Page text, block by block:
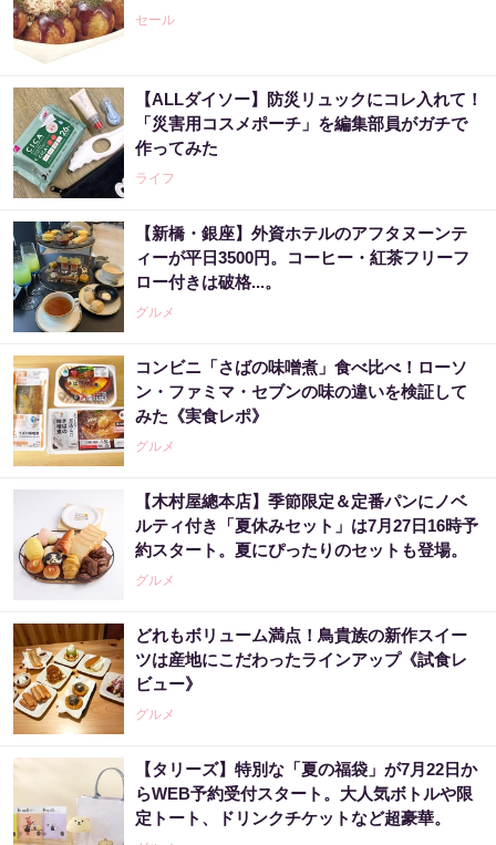
セール
【ALLダイソー】防災リュックにコレ入れて！
「災害用コスメポーチ」を編集部員がガチで
作ってみた
ライフ
【新橋・銀座】外資ホテルのアフタヌーンテ
ィーが平日3500円。コーヒー・紅茶フリーフ
ロー付きは破格...。
グルメ
コンビニ「さばの味噌煮」食べ比べ！ローソ
ン・ファミマ・セブンの味の違いを検証して
みた《実食レポ》
グルメ
【木村屋總本店】季節限定＆定番パンにノベ
ルティ付き「夏休みセット」は7月27日16時予
約スタート。夏にぴったりのセットも登場。
グルメ
どれもボリューム満点！鳥貴族の新作スイー
ツは産地にこだわったラインアップ《試食レ
ビュー》
グルメ
【タリーズ】特別な「夏の福袋」が7月22日か
らWEB予約受付スタート。大人気ボトルや限
定トート、ドリンクチケットなど超豪華。